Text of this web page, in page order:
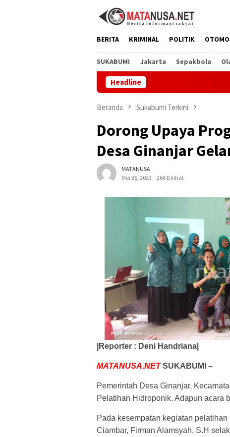
BERITA KRIMINAL POLITIK
SUKABUMI Jakarta Sepakbola
Headline
Beranda Sukabumi Terkini
Dorong Upaya
Desa Ginanjar
MATANUSA
Mei 25, 2023
266 Dilihat
|Reporter : Deni Handriana|
MATANUSA.NETSUKABUMI –
Pemerintah Desa Ginanjar,
Pelatihan Hidroponik. Adapun acara
Pada kesempatan kegiatan
Ciambar, Firman Alamsyah, S.H